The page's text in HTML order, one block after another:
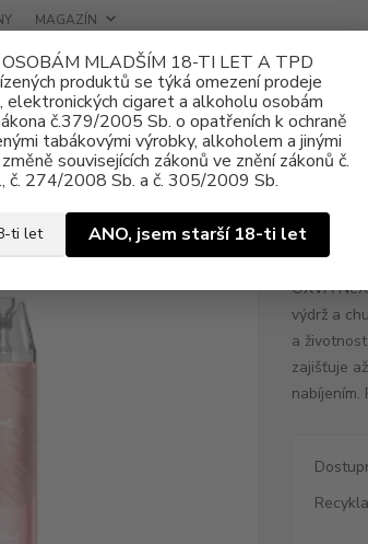
OSOBÁM MLADŠÍM 18-TI LET A TPD
produktů se týká omezení prodeje
elektronických cigaret a alkoholu osobám
č.379/2005 Sb. o opatřeních k ochraně
tabákovými výrobky, alkoholem a jinými
souvisejících zákonů ve znění zákonů č.
č. 274/2008 Sb. a č. 305/2009 Sb.
ti let ANO, jsem starší 18-ti let
MAGAZÍN
Elektronická cigareta OXVA NeXLIM GO 1800mAh
OXVA NeXLIM
OXVA
výdrž a
a
zajišťuje
nabíjením.